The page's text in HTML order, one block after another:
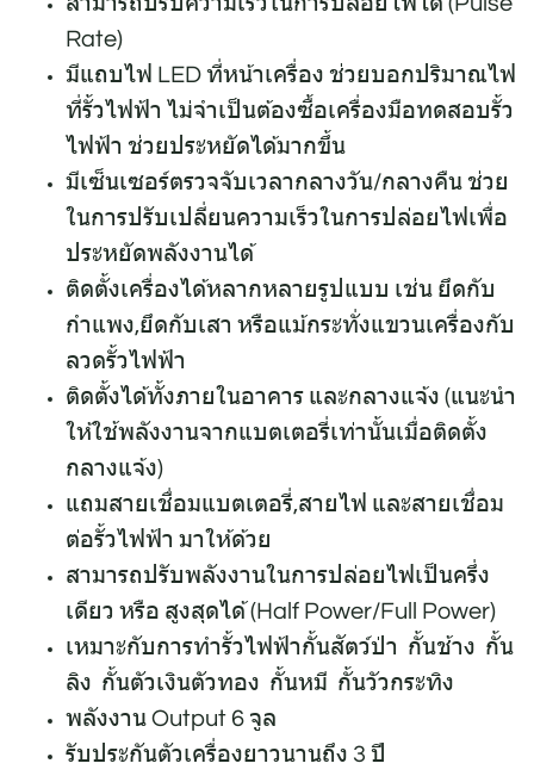
Rate)
มีแถบไฟ LED ที่หน้าเครื่อง ช่วยบอกปริมาณไฟ
ที่รั้วไฟฟ้า ไม่จำเป็นต้องซื้อเครื่องมือทดสอบรั้ว
ไฟฟ้า ช่วยประหยัดได้มากขึ้น
มีเซ็นเซอร์ตรวจจับเวลากลางวัน/กลางคืน ช่วย
ในการปรับเปลี่ยนความเร็วในการปล่อยไฟเพื่อ
ประหยัดพลังงานได้
ติดตั้งเครื่องได้หลากหลายรูปแบบ เช่น ยึดกับ
กำแพง,ยึดกับเสา หรือแม้กระทั่งแขวนเครื่องกับ
ลวดรั้วไฟฟ้า
ติดตั้งได้ทั้งภายในอาคาร และกลางแจ้ง (แนะนำ
ให้ใช้พลังงานจากแบตเตอรี่เท่านั้นเมื่อติดตั้ง
กลางแจ้ง)
แถมสายเชื่อมแบตเตอรี่,สายไฟ และสายเชื่อม
ต่อรั้วไฟฟ้า มาให้ด้วย
สามารถปรับพลังงานในการปล่อยไฟเป็นครึ่ง
เดียว หรือ สูงสุดได้ (Half Power/Full Power)
เหมาะกับการทำรั้วไฟฟ้ากั้นสัตว์ป่า กั้นช้าง กั้น
ลิง กั้นตัวเงินตัวทอง กั้นหมี กั้นวัวกระทิง
พลังงาน Output 6 จูล
รับประกันตัวเครื่องยาวนานถึง 3 ปี